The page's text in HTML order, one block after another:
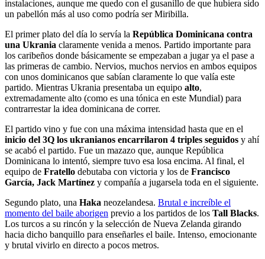
instalaciones, aunque me quedo con el gusanillo de que hubiera sido
un pabellón más al uso como podría ser Miribilla.
El primer plato del día lo servía la República Dominicana contra
una Ukrania claramente venida a menos. Partido importante para
los caribeños donde básicamente se empezaban a jugar ya el pase a
las primeras de cambio. Nervios, muchos nervios en ambos equipos
con unos dominicanos que sabían claramente lo que valía este
partido. Mientras Ukrania presentaba un equipo alto,
extremadamente alto (como es una tónica en este Mundial) para
contrarrestar la idea dominicana de correr.
El partido vino y fue con una máxima intensidad hasta que en el
inicio del 3Q los ukranianos encarrilaron 4 triples seguidos y ahí
se acabó el partido. Fue un mazazo que, aunque República
Dominicana lo intentó, siempre tuvo esa losa encima. Al final, el
equipo de Fratello debutaba con victoria y los de Francisco
García, Jack Martínez y compañía a jugarsela toda en el siguiente.
Segundo plato, una Haka neozelandesa. Brutal e increíble el
momento del baile aborigen previo a los partidos de los Tall Blacks.
Los turcos a su rincón y la selección de Nueva Zelanda girando
hacia dicho banquillo para enseñarles el baile. Intenso, emocionante
y brutal vivirlo en directo a pocos metros.